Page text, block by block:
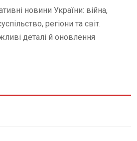
новини України: війна,
регіони та світ.
деталі й оновлення